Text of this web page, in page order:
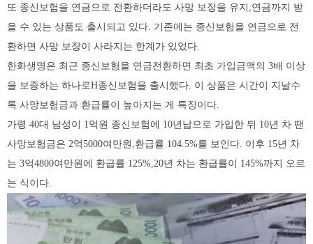
또 종신보험을 연금으로 전환하더라도 사망 보장을 유지,연금까지 받
을 수 있는 상품도 출시되고 있다. 기존에는 종신보험을 연금으로 전
환하면 사망 보장이 사라지는 한계가 있었다.
한화생명은 최근 종신보험을 연금전환하면 최초 가입금액의 3배 이상
을 보증하는 하나로H종신보험을 출시했다. 이 상품은 시간이 지날수
록 사망보험금과 환급률이 높아지는 게 특징이다.
가령 40대 남성이 1억원 종신보험에 10년납으로 가입한 뒤 10년 차 땐
사망보험금은 2억5000여만원,환급률 104.5%를 보인다. 이후 15년 차
는 3억4800여만원에 환급률 125%,20년 차는 환급률이 145%까지 오르
는 식이다.